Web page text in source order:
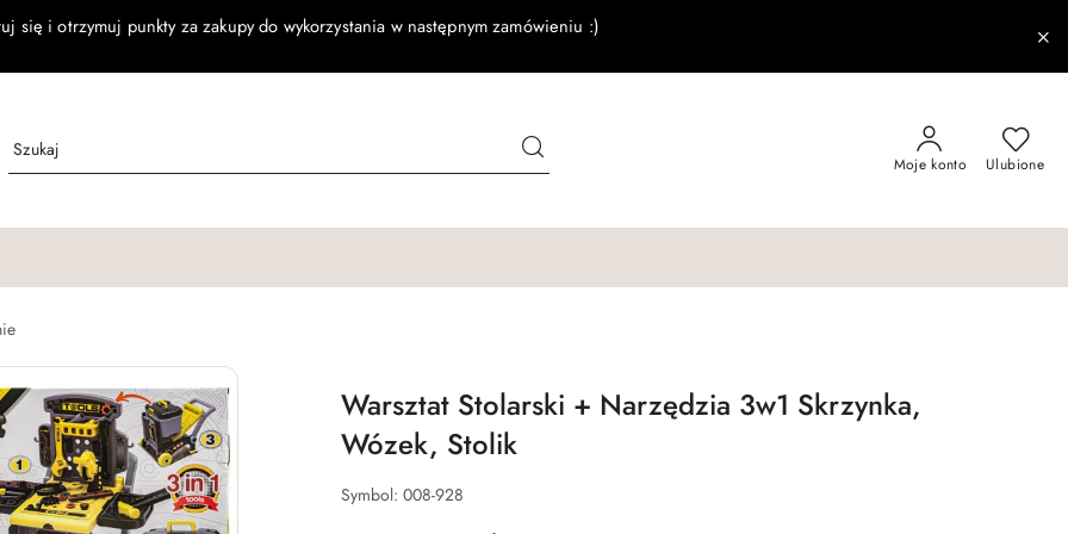
się i otrzymuj punkty za zakupy do wykorzystania w następnym zamówieniu :)
Moje konto Ulubione
Warsztat Stolarski + Narzędzia 3w1 Skrzynka,
Wózek, Stolik
Symbol: 008-928